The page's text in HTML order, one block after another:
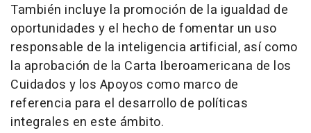
También incluye la promoción de la igualdad de
oportunidades y el hecho de fomentar un uso
responsable de la inteligencia artificial, así como
la aprobación de la Carta Iberoamericana de los
Cuidados y los Apoyos como marco de
referencia para el desarrollo de políticas
integrales en este ámbito.